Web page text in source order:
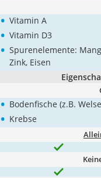
• Vitamin A
• Vitamin D3
• Spurenelemente:
Zink, Eisen
• Bodenfische (z.B.
• Krebse